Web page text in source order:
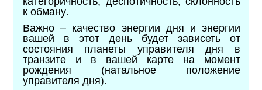
к обману.
Важно – качество энергии дня и энергии
вашей в этот день будет зависеть от
состояния планеты управителя дня в
транзите и в вашей карте на момент
рождения (натальное положение
управителя дня).